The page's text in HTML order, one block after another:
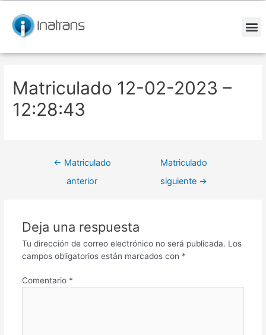
contenido
Matriculado 12-02-2023 –
12:28:43
de
entradas
← Matriculado
anterior
Matriculado
siguiente →
Deja una respuesta
Tu dirección de correo electrónico no será publicada. Los
campos obligatorios están marcados con *
Comentario *